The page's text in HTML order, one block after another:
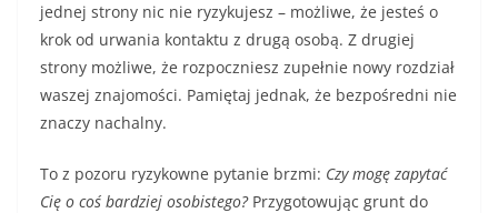
jednej strony nic nie ryzykujesz – możliwe, że jesteś o
krok od urwania kontaktu z drugą osobą. Z drugiej
strony możliwe, że rozpoczniesz zupełnie nowy rozdział
waszej znajomości. Pamiętaj jednak, że bezpośredni nie
znaczy nachalny.
To z pozoru ryzykowne pytanie brzmi: Czy mogę zapytać
Cię o coś bardziej osobistego?Przygotowując grunt do